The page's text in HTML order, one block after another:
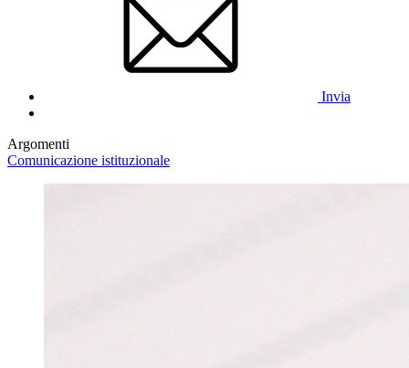
Invia
Argomenti
Comunicazione istituzionale